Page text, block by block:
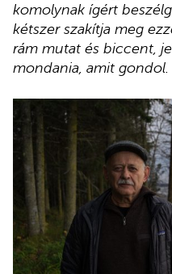
komolynak ígért
kétszer szakítja meg
rám mutat és biccent,
mondania, amit gondol.